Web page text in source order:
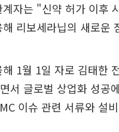
계자는 "신약 허가 이후
해 리보세라닙의 새로운
해 1월 1일 자로 김태한
서 글로벌 상업화 성공
이슈 관련 서류와 설